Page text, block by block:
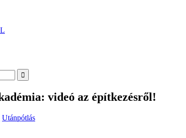
videó az építkezésről!
Utánpótlás